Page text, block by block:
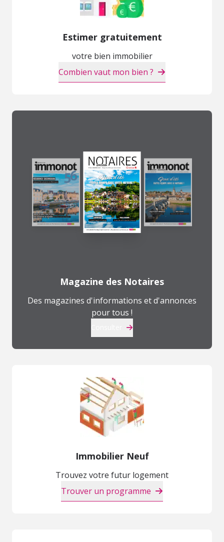
Estimer gratuitement
votre bien immobilier
Combien vaut mon bien ?
Magazine des Notaires
Des magazines d'informations et d'annonces
pour tous !
Immobilier Neuf
Trouvez votre futur logement
Trouver un programme